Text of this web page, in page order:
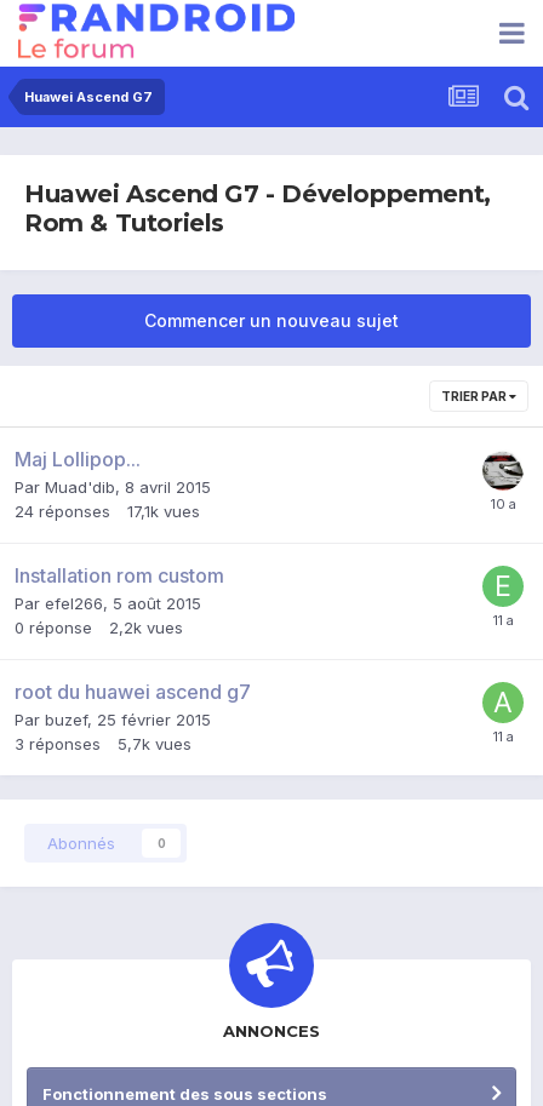
Huawei Ascend G7
Huawei Ascend G7 - Développement,
Rom & Tutoriels
Commencer un nouveau sujet
TRIER PAR
Maj Lollipop...
Par Muad'dib, 8 avril 2015
24 réponses 17,1k vues
Installation rom custom
Par efel266, 5 août 2015
0 réponse 2,2k vues
root du huawei ascend g7
Par buzef, 25 février 2015
3 réponses 5,7k vues
Abonnés 0
ANNONCES
Fonctionnement des sous sections